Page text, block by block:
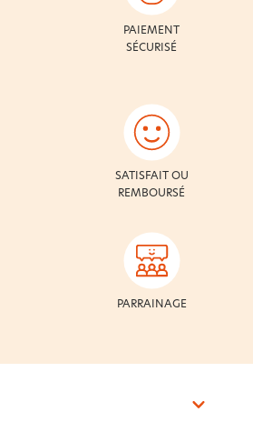
PAIEMENT
SÉCURISÉ
SATISFAIT OU
REMBOURSÉ
PARRAINAGE